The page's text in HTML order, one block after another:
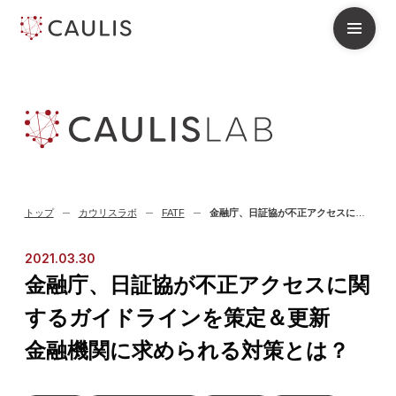
トップ カウリスラボ FATF
2021.03.30
金融庁、日証協が不正アクセスに関
するガイドラインを策定＆更新
金融機関に求められる対策とは？